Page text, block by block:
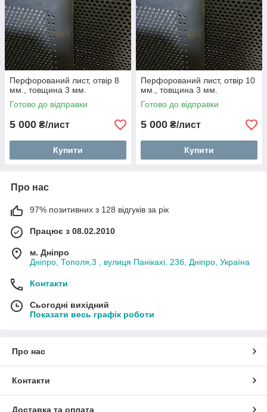
Перфорований лист, отвір 8
мм., товщина 3 мм.
Готово до відправки
5 000 ₴/лист
Купити
Перфорований лист, отвір 10
мм., товщина 3 мм.
Готово до відправки
5 000 ₴/лист
Купити
Про нас
97% позитивних з 128 відгуків за рік
Працює з 08.02.2010
м. Дніпро
Дніпро, Тополя,3 , вулиця Панікахі, 23б, Дніпро, Україна
Контакти
Сьогодні вихідний
Показати весь графік роботи
Про нас
Контакти
Доставка та оплата